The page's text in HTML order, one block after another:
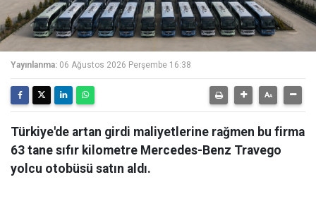
Yayınlanma: 06 Ağustos 2026 Perşembe 16:38
Türkiye'de artan girdi maliyetlerine rağmen bu firma
63 tane sıfır kilometre Mercedes-Benz Travego
yolcu otobüsü satın aldı.